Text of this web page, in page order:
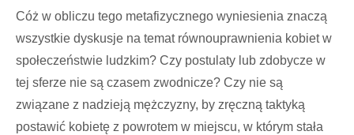
Cóż w obliczu tego metafizycznego wyniesienia znaczą
wszystkie dyskusje na temat równouprawnienia kobiet w
społeczeństwie ludzkim? Czy postulaty lub zdobycze w
tej sferze nie są czasem zwodnicze? Czy nie są
związane z nadzieją mężczyzny, by zręczną taktyką
postawić kobietę z powrotem w miejscu, w którym stała